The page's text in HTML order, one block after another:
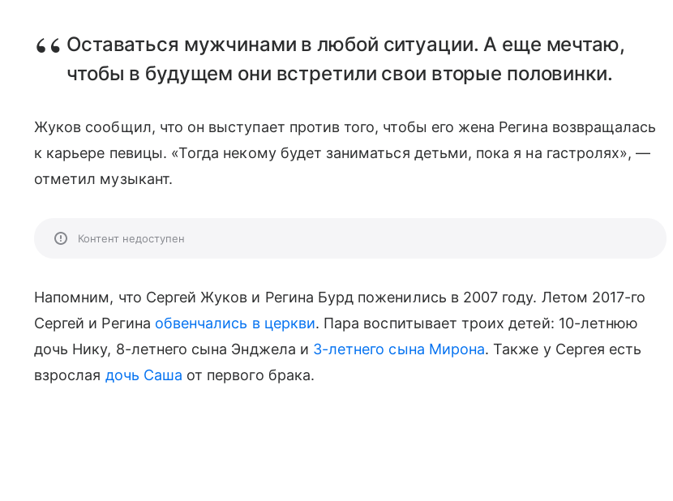
Оставаться мужчинами в любой ситуации. А еще мечтаю,
чтобы в будущем они встретили свои вторые половинки.
Жуков сообщил, что он выступает против того, чтобы его жена Регина возвращалась
к карьере певицы. «Тогда некому будет заниматься детьми, пока я на гастролях», —
отметил музыкант.
Контент недоступен
Напомним, что Сергей Жуков и Регина Бурд поженились в 2007 году. Летом 2017-го
Сергей и Регина обвенчались в церкви. Пара воспитывает троих детей: 10-летнюю
дочь Нику, 8-летнего сына Энджела и 3-летнего сына Мирона. Также у Сергея есть
взрослая дочь Саша от первого брака.